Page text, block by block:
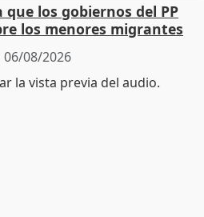
que los gobiernos del PP
los menores migrantes
06/08/2026